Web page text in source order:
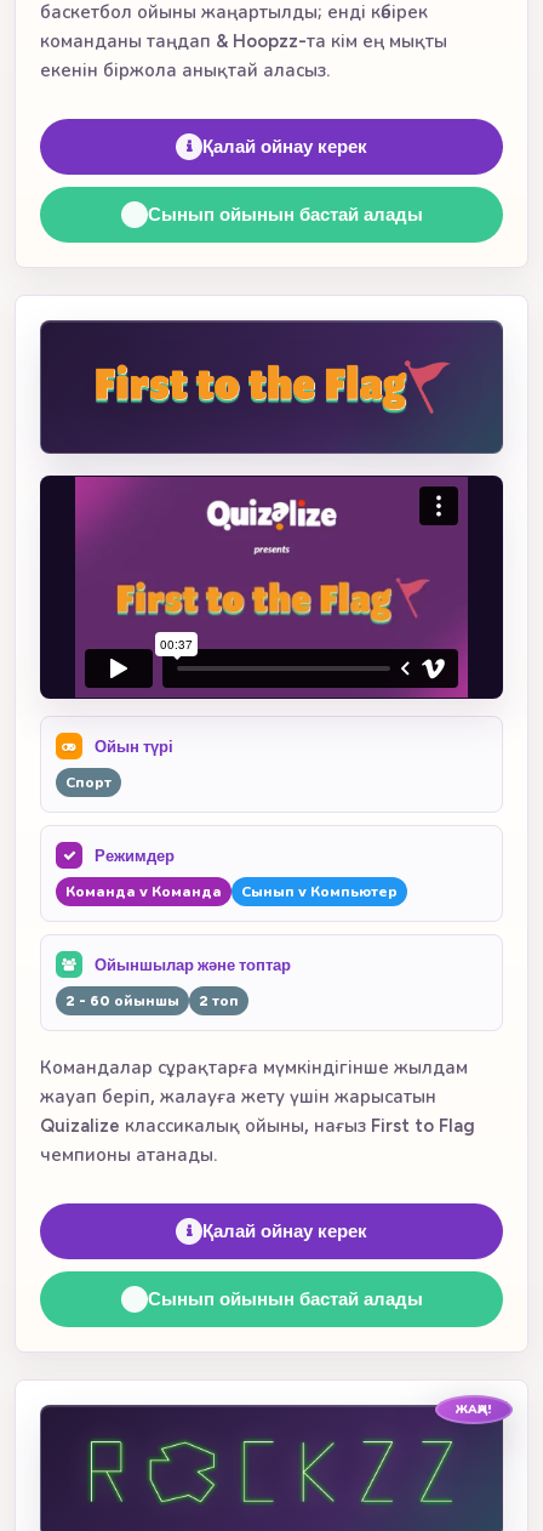
баскетбол ойыны жаңартылды; енді көбірек
команданы таңдап & Hoopzz-та кім ең мықты
екенін біржола анықтай аласыз.
Қалай ойнау керек
Сынып ойынын бастай алады
Ойын түрі
Спорт
Режимдер
Команда v Команда Сынып v Компьютер
Ойыншылар және топтар
2 - 60 ойыншы 2 топ
Командалар сұрақтарға мүмкіндігінше жылдам
жауап беріп, жалауға жету үшін жарысатын
Quizalize классикалық ойыны, нағыз First to Flag
чемпионы атанады.
Қалай ойнау керек
Сынып ойынын бастай алады
ЖАҢА!